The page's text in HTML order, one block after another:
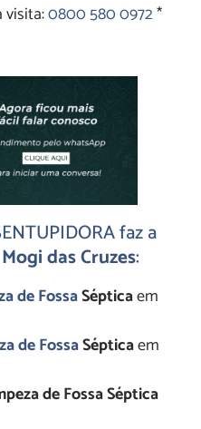
visita:0800 580 0972*
faz a
das Cruzes:
de FossaSépticaem
de FossaSépticaem
de Fossa Séptica